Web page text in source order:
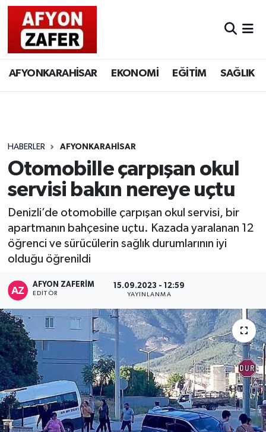
AFYONKARAHİSAR EKONOMİ EĞİTİM SAĞLIK
HABERLER AFYONKARAHİSAR
Otomobille çarpışan okul
servisi bakın nereye uçtu
Denizli’de otomobille çarpışan okul servisi, bir
apartmanın bahçesine uçtu. Kazada yaralanan 12
öğrenci ve sürücülerin sağlık durumlarının iyi
olduğu öğrenildi
AFYON ZAFERİM
EDITÖR
15.09.2023 - 12:59
YAYINLANMA